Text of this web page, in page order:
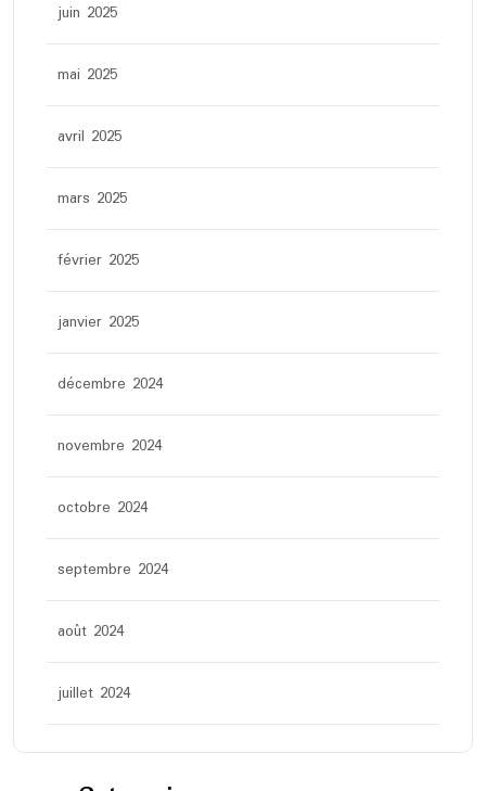
juin 2025
mai 2025
avril 2025
mars 2025
février 2025
janvier 2025
décembre 2024
novembre 2024
octobre 2024
septembre 2024
août 2024
juillet 2024